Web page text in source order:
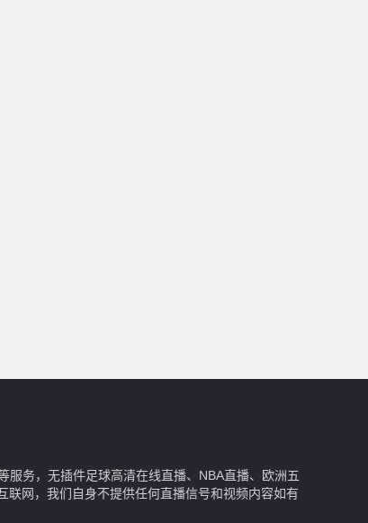
务，无插件足球高清在线直播、NBA直播、欧洲五
联网，我们自身不提供任何直播信号和视频内容如有